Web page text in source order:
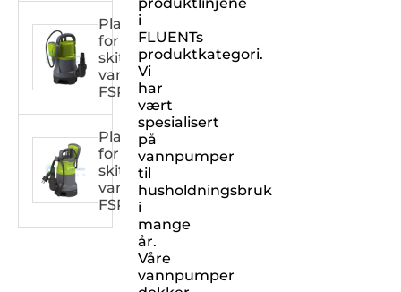
Plasthuspumpe
for
skittent
vann
FSPXXX31DW
Plasthuspumpe
for
skittent
vann
FSPXXX32DW
i
FLUENTs
produktkategori.
Vi
har
vært
spesialisert
på
vannpumper
til
husholdningsbruk
i
mange
år.
Våre
vannpumper